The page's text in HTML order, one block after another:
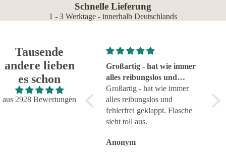
Schnelle Lieferung
1 - 3 Werktage - innerhalb Deutschlands
Tausende
andere lieben
es schon
aus 2928 Bewertungen
Super!
Super!
Großartig - hat wie immer
alles reibungslos und
fehlerfrei geklappt
Großartig - hat wie immer
alles reibungslos und
fehlerfrei geklappt. Flasche
sieht toll aus.
Anonym